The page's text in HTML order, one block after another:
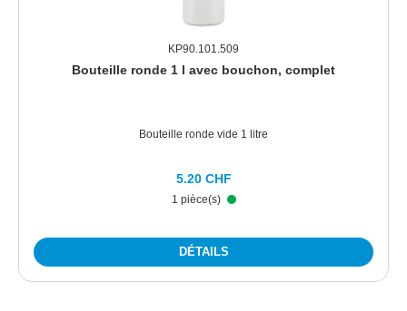
KP90.101.509
Bouteille ronde 1 l avec bouchon, complet
Bouteille ronde vide 1 litre
1 pièce(s)
5.20 CHF
DÉTAILS